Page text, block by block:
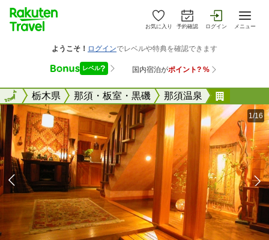
お気に入り 予約確認 ログイン メニュー
全国栃木県 那須・板室・黒磯 那須温泉
全国
1/16